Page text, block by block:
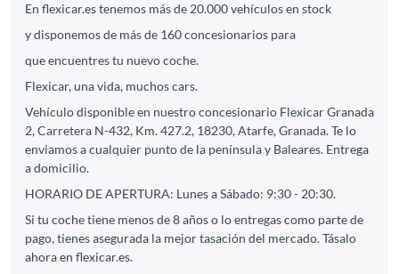
En flexicar.es tenemos más de 20.000 vehículos en stock
y disponemos de más de 160 concesionarios para
que encuentres tu nuevo coche.
Flexicar, una vida, muchos cars.
Vehículo disponible en nuestro concesionario Flexicar Granada
2, Carretera N-432, Km. 427.2, 18230, Atarfe, Granada. Te lo
enviamos a cualquier punto de la península y Baleares. Entrega
a domicilio.
HORARIO DE APERTURA: Lunes a Sábado: 9:30 - 20:30.
Si tu coche tiene menos de 8 años o lo entregas como parte de
pago, tienes asegurada la mejor tasación del mercado. Tásalo
ahora en flexicar.es.